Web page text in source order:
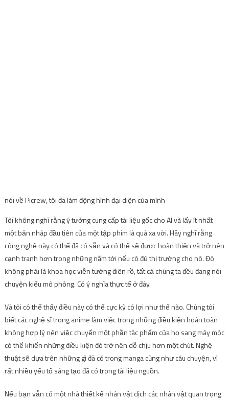
nói về Picrew, tôi đã làm động hình đại diện của mình
Tôi không nghĩ rằng ý tưởng cung cấp tài liệu gốc cho AI và lấy ít nhất
một bản nháp đầu tiên của một tập phim là quá xa vời. Hãy nghĩ rằng
công nghệ này có thể đã có sẵn và có thể sẽ được hoàn thiện và trở nên
cạnh tranh hơn trong những năm tới nếu có đủ thị trường cho nó. Đó
không phải là khoa học viễn tưởng điên rồ, tất cả chúng ta đều đang nói
chuyện kiểu mô phỏng. Có ý nghĩa thực tế ở đây.
Và tôi có thể thấy điều này có thể cực kỳ có lợi như thế nào. Chúng tôi
biết các nghệ sĩ trong anime làm việc trong những điều kiện hoàn toàn
không hợp lý nên việc chuyển một phần tác phẩm của họ sang máy móc
có thể khiến những điều kiện đó trở nên dễ chịu hơn một chút. Nghệ
thuật sẽ dựa trên những gì đã có trong manga cũng như câu chuyện, vì
rất nhiều yếu tố sáng tạo đã có trong tài liệu nguồn.
Nếu bạn vẫn có một nhà thiết kế nhân vật dịch các nhân vật quan trọng